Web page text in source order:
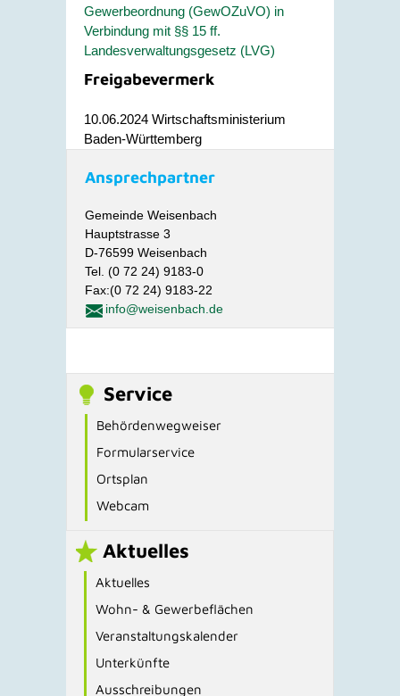
Gewerbeordnung (GewOZuVO) in
Verbindung mit §§ 15 ff.
Landesverwaltungsgesetz (LVG)
Freigabevermerk
10.06.2024 Wirtschaftsministerium
Baden-Württemberg
Ansprechpartner
Gemeinde Weisenbach
Hauptstrasse 3
D-76599 Weisenbach
Tel. (0 72 24) 9183-0
Fax:(0 72 24) 9183-22
info@weisenbach.de
Service
Behördenwegweiser
Formularservice
Ortsplan
Webcam
Aktuelles
Aktuelles
Wohn- & Gewerbeflächen
Veranstaltungskalender
Unterkünfte
Ausschreibungen